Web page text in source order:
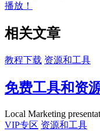
播放！
相关文章
教程下载 资源和工具
免费工具和资
Local Marketing
VIP专区 资源和工具